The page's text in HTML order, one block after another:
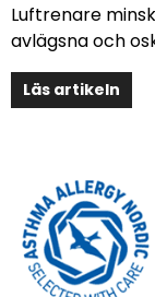
Luftrenare
avlägsna och
Läs artikeln